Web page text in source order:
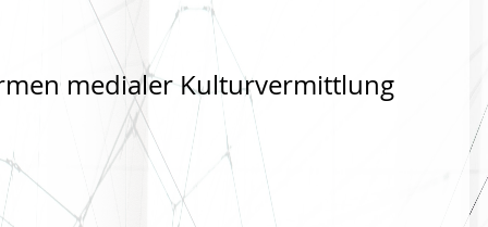
medialer Kulturvermittlung